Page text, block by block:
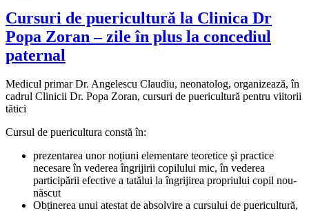
Cursuri de puericultură la Clinica Dr
Popa Zoran – zile în plus la concediul
paternal
Medicul primar Dr. Angelescu Claudiu, neonatolog, organizează, în
cadrul Clinicii Dr. Popa Zoran, cursuri de puericultură pentru viitorii
tătici
Cursul de puericultura constă în:
prezentarea unor noțiuni elementare teoretice şi practice
necesare în vederea îngrijirii copilului mic, în vederea
participării efective a tatălui la îngrijirea propriului copil nou-
născut
Obținerea unui atestat de absolvire a cursului de puericultură,